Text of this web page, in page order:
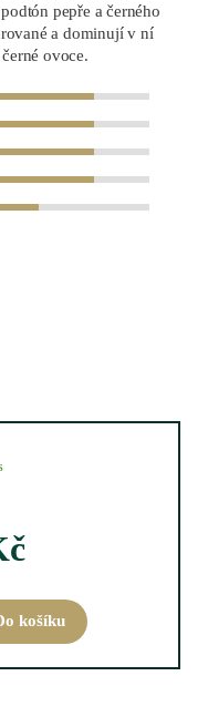
pepře a černého
a dominují v ní
ovoce.
2019 0,75 l množství
košíku